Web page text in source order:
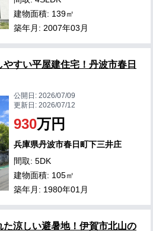
建物面積: 139㎡
築年月: 2007年03月
やすい平屋建住宅！丹波市春日
公開日:2026/07/09
更新日:2026/07/12
930万円
兵庫県丹波市春日町下三井庄
間取: 5DK
建物面積: 105㎡
築年月: 1980年01月
た涼しい避暑地！伊賀市北山の